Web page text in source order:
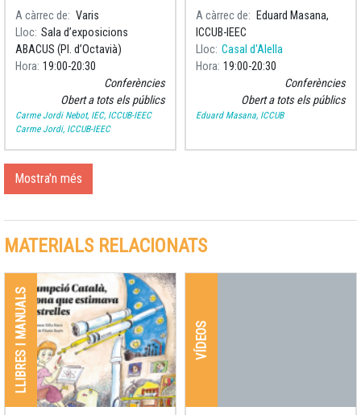
cobreix totalment o
parcialment el disc solar.
A càrrec de
Varis
Lloc Sala d’exposicions
ABACUS (Pl. d’Octavià)
Hora 19:00 20:30
Conferències
Obert a tots els públics
Carme Jordi Nebot, IEC, ICCUB-IEEC
Carme Jordi, ICCUB-IEEC
A càrrec de
Eduard Masana,
ICCUB-IEEC
Lloc Casal d'Alella
Hora 19:00 20:30
Conferències
Obert a tots els públics
Eduard Masana, ICCUB
Mostra'n més
MATERIALS RELACIONATS
LLIBRES I MANUALS VÍDEOS